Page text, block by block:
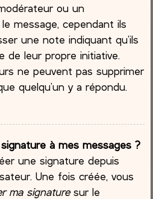
ou un
message, cependant ils
une note indiquant qu’ils
de leur propre initiative.
ne peuvent pas supprimer
quelqu’un y a répondu.
à mes messages ?
une signature depuis
Une fois créée, vous
ma signaturesur le